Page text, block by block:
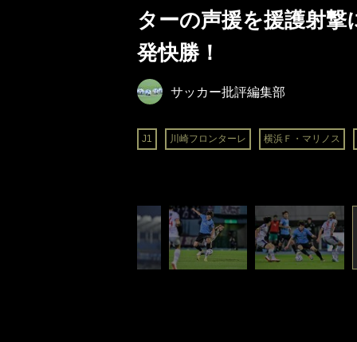
ターの声援を援護射
発快勝！
サッカー批評編集部
J1 川崎フロンターレ 横浜Ｆ・マリノス